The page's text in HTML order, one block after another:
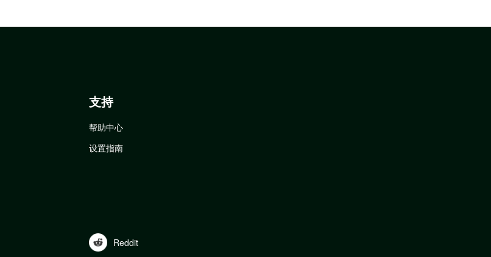
支持
帮助中心
设置指南
Reddit